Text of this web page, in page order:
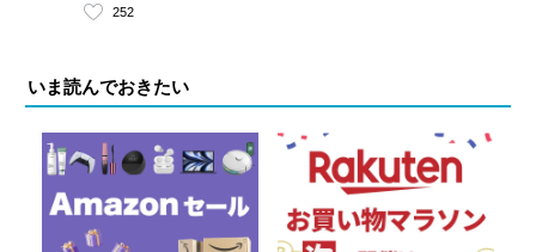
252
いま読んでおきたい